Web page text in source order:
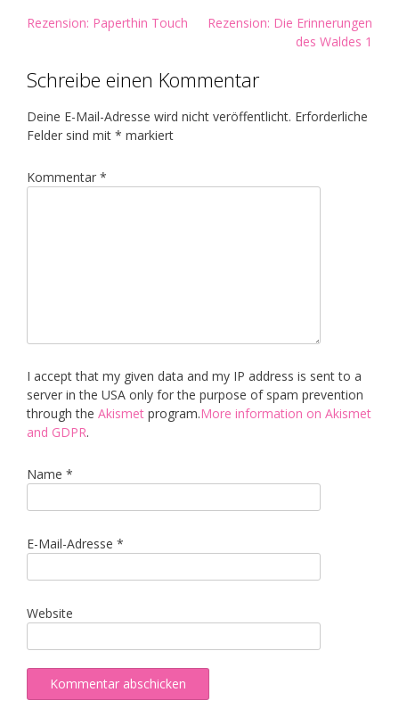
Post
Rezension: Paperthin Touch
Rezension: Die Erinnerungen
des Waldes 1
Schreibe einen Kommentar
Deine E-Mail-Adresse wird nicht veröffentlicht. Erforderliche
Felder sind mit * markiert
Kommentar *
I accept that my given data and my IP address is sent to a
server in the USA only for the purpose of spam prevention
through the Akismet program.More information on Akismet
and GDPR.
Name *
E-Mail-Adresse *
Website